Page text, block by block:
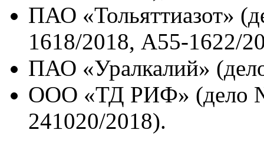
ПАО «Тольяттиазот»
1618/2018, А55-1622/
ПАО «Уралкалий»
ООО «ТД РИФ» (дело
241020/2018).